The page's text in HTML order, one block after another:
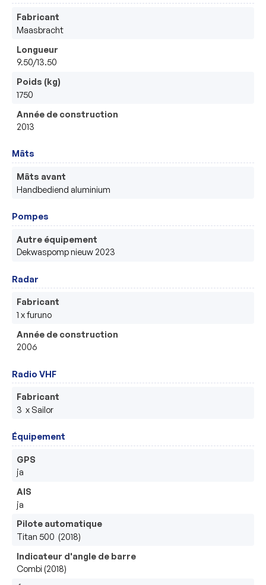
Fabricant
Maasbracht
Longueur
9.50/13.50
Poids (kg)
1750
Année de construction
2013
Mâts
Mâts avant
Handbediend aluminium
Pompes
Autre équipement
Dekwaspomp nieuw 2023
Radar
Fabricant
1 x furuno
Année de construction
2006
Radio VHF
Fabricant
3  x Sailor
Équipement
GPS
ja
AIS
ja
Pilote automatique
Titan 500  (2018)
Indicateur d'angle de barre
Combi (2018)